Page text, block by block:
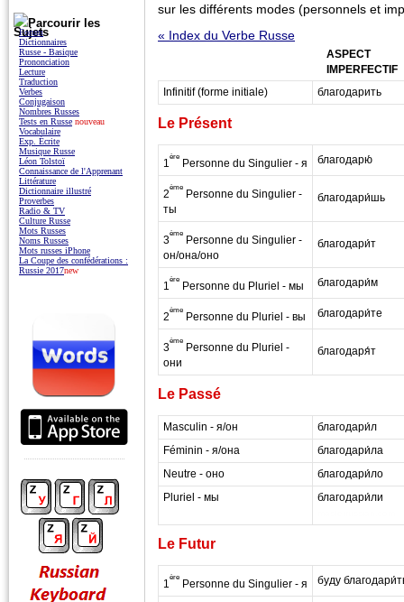
sur les différents modes (personnels et
« Index du Verbe Russe
ASPECT
IMPERFECTIF
Infinitif (forme initiale)
благодарить
Le Présent
1
ère
Personne du Singulier - я благодарю́
2
ème
Personne du Singulier -
ты
благодари́шь
3
ème
Personne du Singulier -
он/она/оно
благодари́т
1
ère
Personne du Pluriel - мы благодари́м
2
ème
Personne du Pluriel - вы благодари́те
3
ème
Personne du Pluriel -
они
благодаря́т
Le Passé
Masculin - я/он
благодари́л
Féminin - я/она
благодари́ла
Neutre - оно
благодари́ло
Pluriel - мы
благодари́ли
Le Futur
1
ère
Personne du Singulier - я буду
Parcourir les
Sujets
Forum
Dictionnaires
Russe - Basique
Prononciation
Lecture
Traduction
Verbes
Conjugaison
Nombres Russes
Tests en Russe nouveau
Vocabulaire
Exp. Écrite
Musique Russe
Léon Tolstoï
Connaissance de l'Apprenant
Littérature
Dictionnaire illustré
Proverbes
Radio & TV
Culture Russe
Mots Russes
Noms Russes
Mots russes iPhone
La Coupe des confédérations :
Russie 2017new